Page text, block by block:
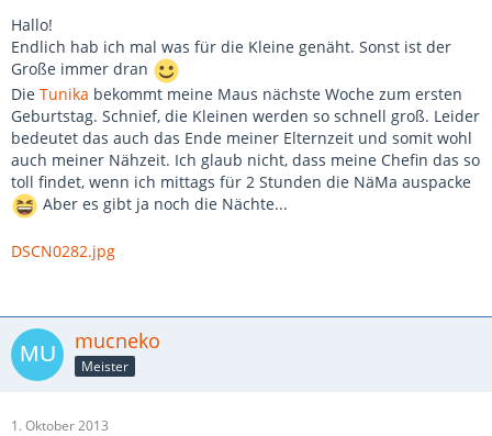
Hallo!
Endlich hab ich mal was für die Kleine genäht. Sonst ist der
Große immer dran
Die Tunika bekommt meine Maus nächste Woche zum ersten
Geburtstag. Schnief, die Kleinen werden so schnell groß. Leider
bedeutet das auch das Ende meiner Elternzeit und somit wohl
auch meiner Nähzeit. Ich glaub nicht, dass meine Chefin das so
toll findet, wenn ich mittags für 2 Stunden die NäMa auspacke
Aber es gibt ja noch die Nächte...
DSCN0282.jpg
mucneko
Meister
1. Oktober 2013